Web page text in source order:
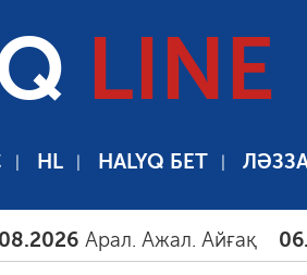
LINE
HL HALYQ БЕТ
Арал. Ажал. Айғақ